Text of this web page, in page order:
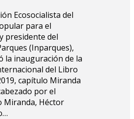
Ecosocialista del
para el
presidente del
(Inparques),
la inauguración de la
del Libro
capítulo Miranda
por el
Miranda, Héctor